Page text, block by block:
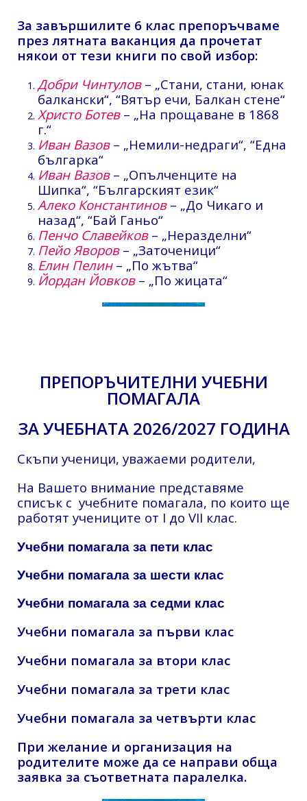
За завършилите 6 клас препоръчваме
през лятната ваканция да прочетат
някои от тези книги по свой избор:
Добри Чинтулов– „Стани, стани, юнак
балкански“, “Вятър ечи, Балкан стене“
Христо Ботев– „На прощаване в 1868
г.“
Иван Вазов– „Немили-недраги“, “Една
българка“
Иван Вазов– „Опълченците на
Шипка“, “Българският език“
Алеко Константинов– „До Чикаго и
назад“, “Бай Ганьо“
Пенчо Славейков– „Неразделни“
Пейо Яворов– „Заточеници“
Елин Пелин– „По жътва“
Йордан Йовков– „По жицата“
ПРЕПОРЪЧИТЕЛНИ УЧЕБНИ
ПОМАГАЛА
ЗА УЧЕБНАТА 2026/2027 ГОДИНА
Скъпи ученици, уважаеми родители,
На Вашето внимание представяме
списък с учебните помагала, по които ще
работят учениците от I до VII клас.
Учебни помагала за пети клас
Учебни помагала за шести клас
Учебни помагала за седми клас
Учебни помагала за първи клас
Учебни помагала за втори клас
Учебни помагала за трети клас
Учебни помагала за четвърти клас
При желание и организация на
родителите може да се направи обща
заявка за съответната паралелка.